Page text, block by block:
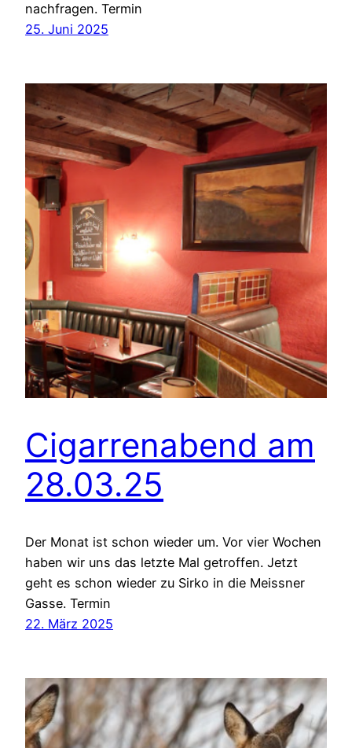
nachfragen. Termin
25. Juni 2025
Cigarrenabend am
28.03.25
Der Monat ist schon wieder um. Vor vier Wochen
haben wir uns das letzte Mal getroffen. Jetzt
geht es schon wieder zu Sirko in die Meissner
Gasse. Termin
22. März 2025